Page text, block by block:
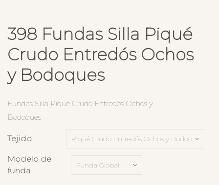
398 Fundas Silla Piqué
Crudo Entredós Ochos
y Bodoques
Fundas Silla Piqué Crudo Entredós Ochos y
Bodoques
Tejido
Modelo de
funda